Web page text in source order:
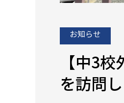
お知らせ
【中3
を訪問